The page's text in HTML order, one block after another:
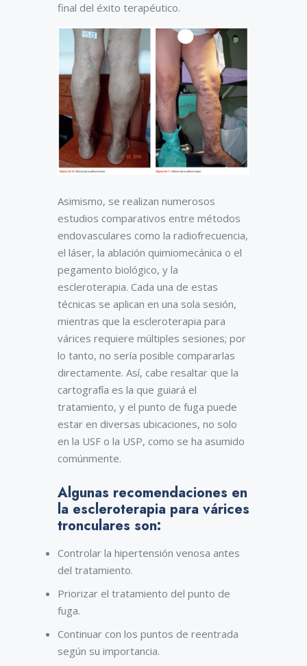
final del éxito terapéutico.
Asimismo, se realizan numerosos
estudios comparativos entre métodos
endovasculares como la radiofrecuencia,
el láser, la ablación quimiomecánica o el
pegamento biológico, y la
escleroterapia. Cada una de estas
técnicas se aplican en una sola sesión,
mientras que la escleroterapia para
várices requiere múltiples sesiones; por
lo tanto, no sería posible compararlas
directamente. Así, cabe resaltar que la
cartografía es la que guiará el
tratamiento, y el punto de fuga puede
estar en diversas ubicaciones, no solo
en la USF o la USP, como se ha asumido
comúnmente.
Algunas recomendaciones en
la escleroterapia para várices
tronculares son:
Controlar la hipertensión venosa antes
del tratamiento.
Priorizar el tratamiento del punto de
fuga.
Continuar con los puntos de reentrada
según su importancia.